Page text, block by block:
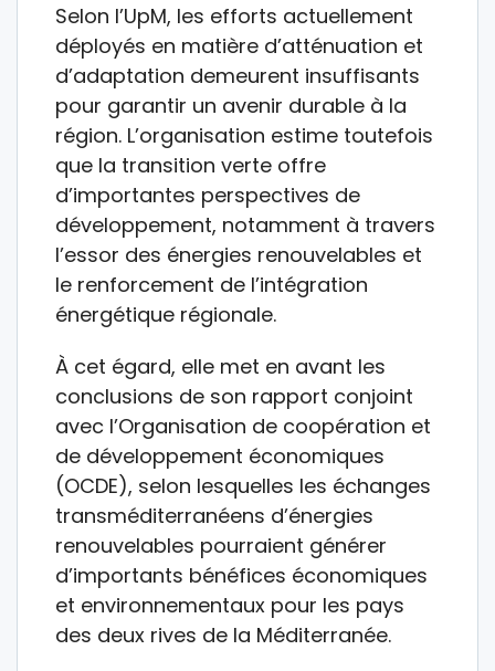
Selon l’UpM, les efforts actuellement
déployés en matière d’atténuation et
d’adaptation demeurent insuffisants
pour garantir un avenir durable à la
région. L’organisation estime toutefois
que la transition verte offre
d’importantes perspectives de
développement, notamment à travers
l’essor des énergies renouvelables et
le renforcement de l’intégration
énergétique régionale.
À cet égard, elle met en avant les
conclusions de son rapport conjoint
avec l’Organisation de coopération et
de développement économiques
(OCDE), selon lesquelles les échanges
transméditerranéens d’énergies
renouvelables pourraient générer
d’importants bénéfices économiques
et environnementaux pour les pays
des deux rives de la Méditerranée.